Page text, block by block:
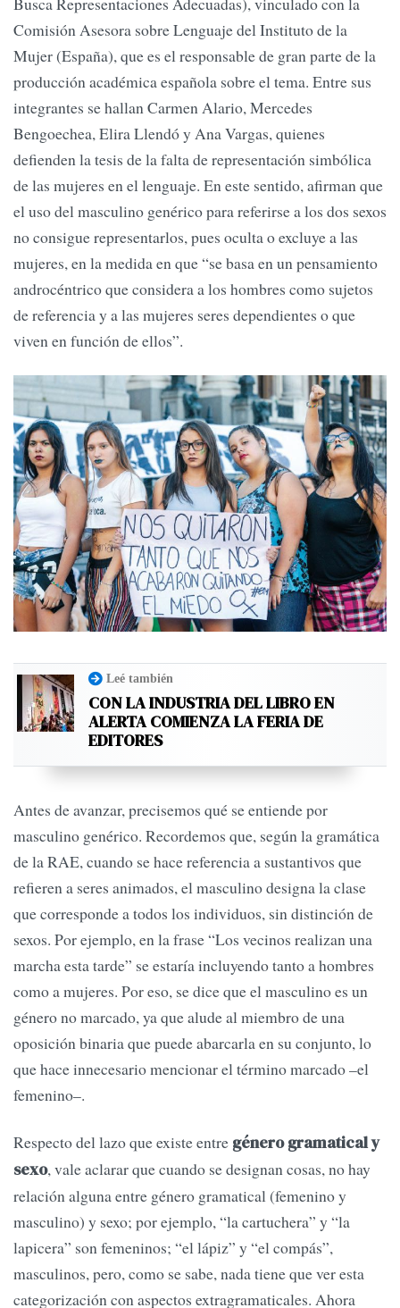
Comisión Asesora sobre Lenguaje del Instituto de la
Mujer (España), que es el responsable de gran parte de la
producción académica española sobre el tema. Entre sus
integrantes se hallan Carmen Alario, Mercedes
Bengoechea, Elira Llendó y Ana Vargas, quienes
defienden la tesis de la falta de representación simbólica
de las mujeres en el lenguaje. En este sentido, afirman que
el uso del masculino genérico para referirse a los dos sexos
no consigue representarlos, pues oculta o excluye a las
mujeres, en la medida en que “se basa en un pensamiento
androcéntrico que considera a los hombres como sujetos
de referencia y a las mujeres seres dependientes o que
viven en función de ellos”.
Leé también
CON LA INDUSTRIA DEL LIBRO EN
ALERTA COMIENZA LA FERIA DE
EDITORES
Antes de avanzar, precisemos qué se entiende por
masculino genérico. Recordemos que, según la gramática
de la RAE, cuando se hace referencia a sustantivos que
refieren a seres animados, el masculino designa la clase
que corresponde a todos los individuos, sin distinción de
sexos. Por ejemplo, en la frase “Los vecinos realizan una
marcha esta tarde” se estaría incluyendo tanto a hombres
como a mujeres. Por eso, se dice que el masculino es un
género no marcado, ya que alude al miembro de una
oposición binaria que puede abarcarla en su conjunto, lo
que hace innecesario mencionar el término marcado –el
femenino–.
Respecto del lazo que existe entre género gramatical y
sexo, vale aclarar que cuando se designan cosas, no hay
relación alguna entre género gramatical (femenino y
masculino) y sexo; por ejemplo, “la cartuchera” y “la
lapicera” son femeninos; “el lápiz” y “el compás”,
masculinos, pero, como se sabe, nada tiene que ver esta
categorización con aspectos extragramaticales. Ahora